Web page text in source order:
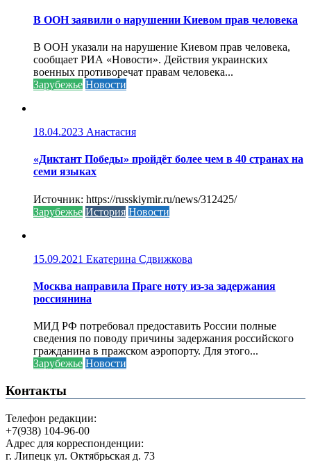
В ООН заявили о нарушении Киевом прав человека
В ООН указали на нарушение Киевом прав человека,
сообщает РИА «Новости». Действия украинских
военных противоречат правам человека...
Зарубежье Новости
18.04.2023 Анастасия
«Диктант Победы» пройдёт более чем в 40 странах на
семи языках
Источник: https://russkiymir.ru/news/312425/
Зарубежье История Новости
15.09.2021 Екатерина Сдвижкова
Москва направила Праге ноту из-за задержания
россиянина
МИД РФ потребовал предоставить России полные
сведения по поводу причины задержания российского
гражданина в пражском аэропорту. Для этого...
Зарубежье Новости
Контакты
Телефон редакции:
+7(938) 104-96-00
Адрес для корреспонденции:
г. Липецк ул. Октябрьская д. 73